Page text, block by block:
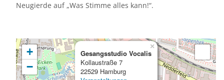
Neugierde auf „Was Stimme alles kann!“.
Gesangsstudio Vocalis
Kollaustraße 7
22529 Hamburg
×
+
−